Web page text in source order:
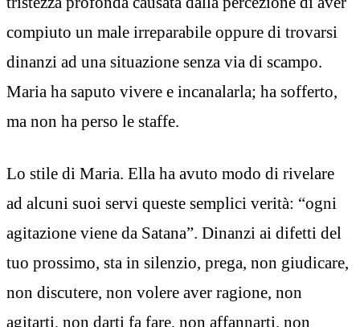
compiuto un male irreparabile oppure di trovarsi
dinanzi ad una situazione senza via di scampo.
Maria ha saputo vivere e incanalarla; ha sofferto,
ma non ha perso le staffe.
Lo stile di Maria. Ella ha avuto modo di rivelare
ad alcuni suoi servi queste semplici verità: “ogni
agitazione viene da Satana”. Dinanzi ai difetti del
tuo prossimo, sta in silenzio, prega, non giudicare,
non discutere, non volere aver ragione, non
agitarti, non darti fa fare, non affannarti, non